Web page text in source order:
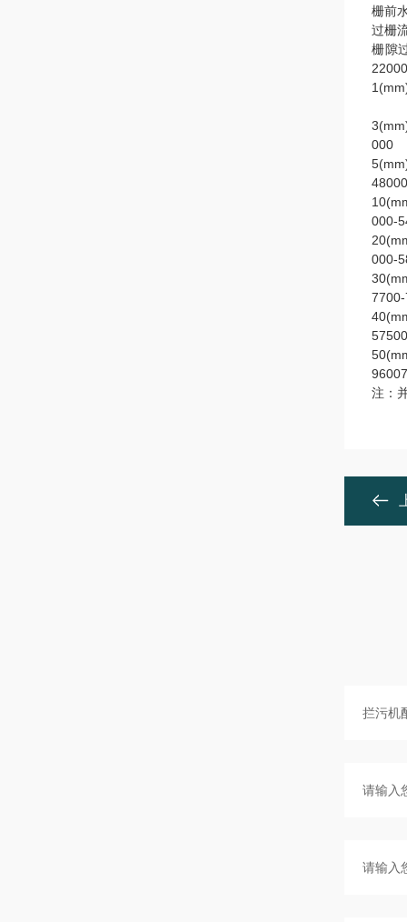
栅前
过栅
栅隙
22000
000
48000
000-
000-
9600
注：